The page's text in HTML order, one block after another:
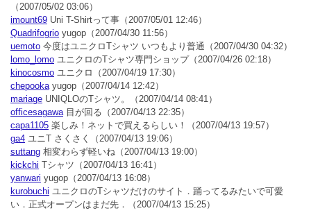
（2007/05/02 03:06）
imount69 Uni T-Shirtって事 （2007/05/01 12:46）
Quadrifogrio yugop （2007/04/30 11:56）
uemoto 今度はユニクロTシャツ いつもより普通 （2007/04/30 04:32）
lomo_lomo ユニクロのTシャツ専門ショップ（2007/04/26 02:18）
kinocosmo ユニクロ
（2007/04/19 17:30）
chepookayugop （2007/04/14 12:42）
mariage UNIQLOのTシャツ。
（2007/04/14 08:41）
officesagawa目が回る （2007/04/13 22:35）
capa1105 楽しみ！ネットで買えるらしい！
（2007/04/13 19:57）
ga4 ユニT さくさく
（2007/04/13 19:06）
suttang 相変わらず軽いね （2007/04/13 19:00）
kickchi Tシャツ （2007/04/13 16:41）
yanwari yugop （2007/04/13 16:08）
kurobuchi ユニクロのTシャツだけのサイト．踊ってるみたいで可愛
い．正式オープンはまだ先．
（2007/04/13 15:25）